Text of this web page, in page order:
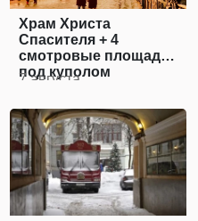
Храм Христа
Спасителя + 4
смотровые площадки
под куполом
7 августа